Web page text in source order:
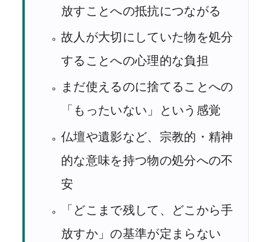
放すことへの抵抗につながる
故人が大切にしていた物を処分
することへの心理的な負担
まだ使えるのに捨てることへの
「もったいない」という感覚
仏壇や遺影など、宗教的・精神
的な意味を持つ物の処分への不
安
「どこまで残して、どこから手
放すか」の基準が定まらない